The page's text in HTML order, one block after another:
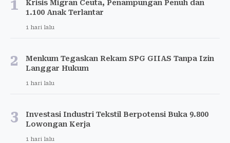
1
Krisis Migran Ceuta, Penampungan Penuh dan
1.100 Anak Terlantar
1 hari lalu
2
Menkum Tegaskan Rekam SPG GIIAS Tanpa Izin
Langgar Hukum
1 hari lalu
3
Investasi Industri Tekstil Berpotensi Buka 9.800
Lowongan Kerja
1 hari lalu